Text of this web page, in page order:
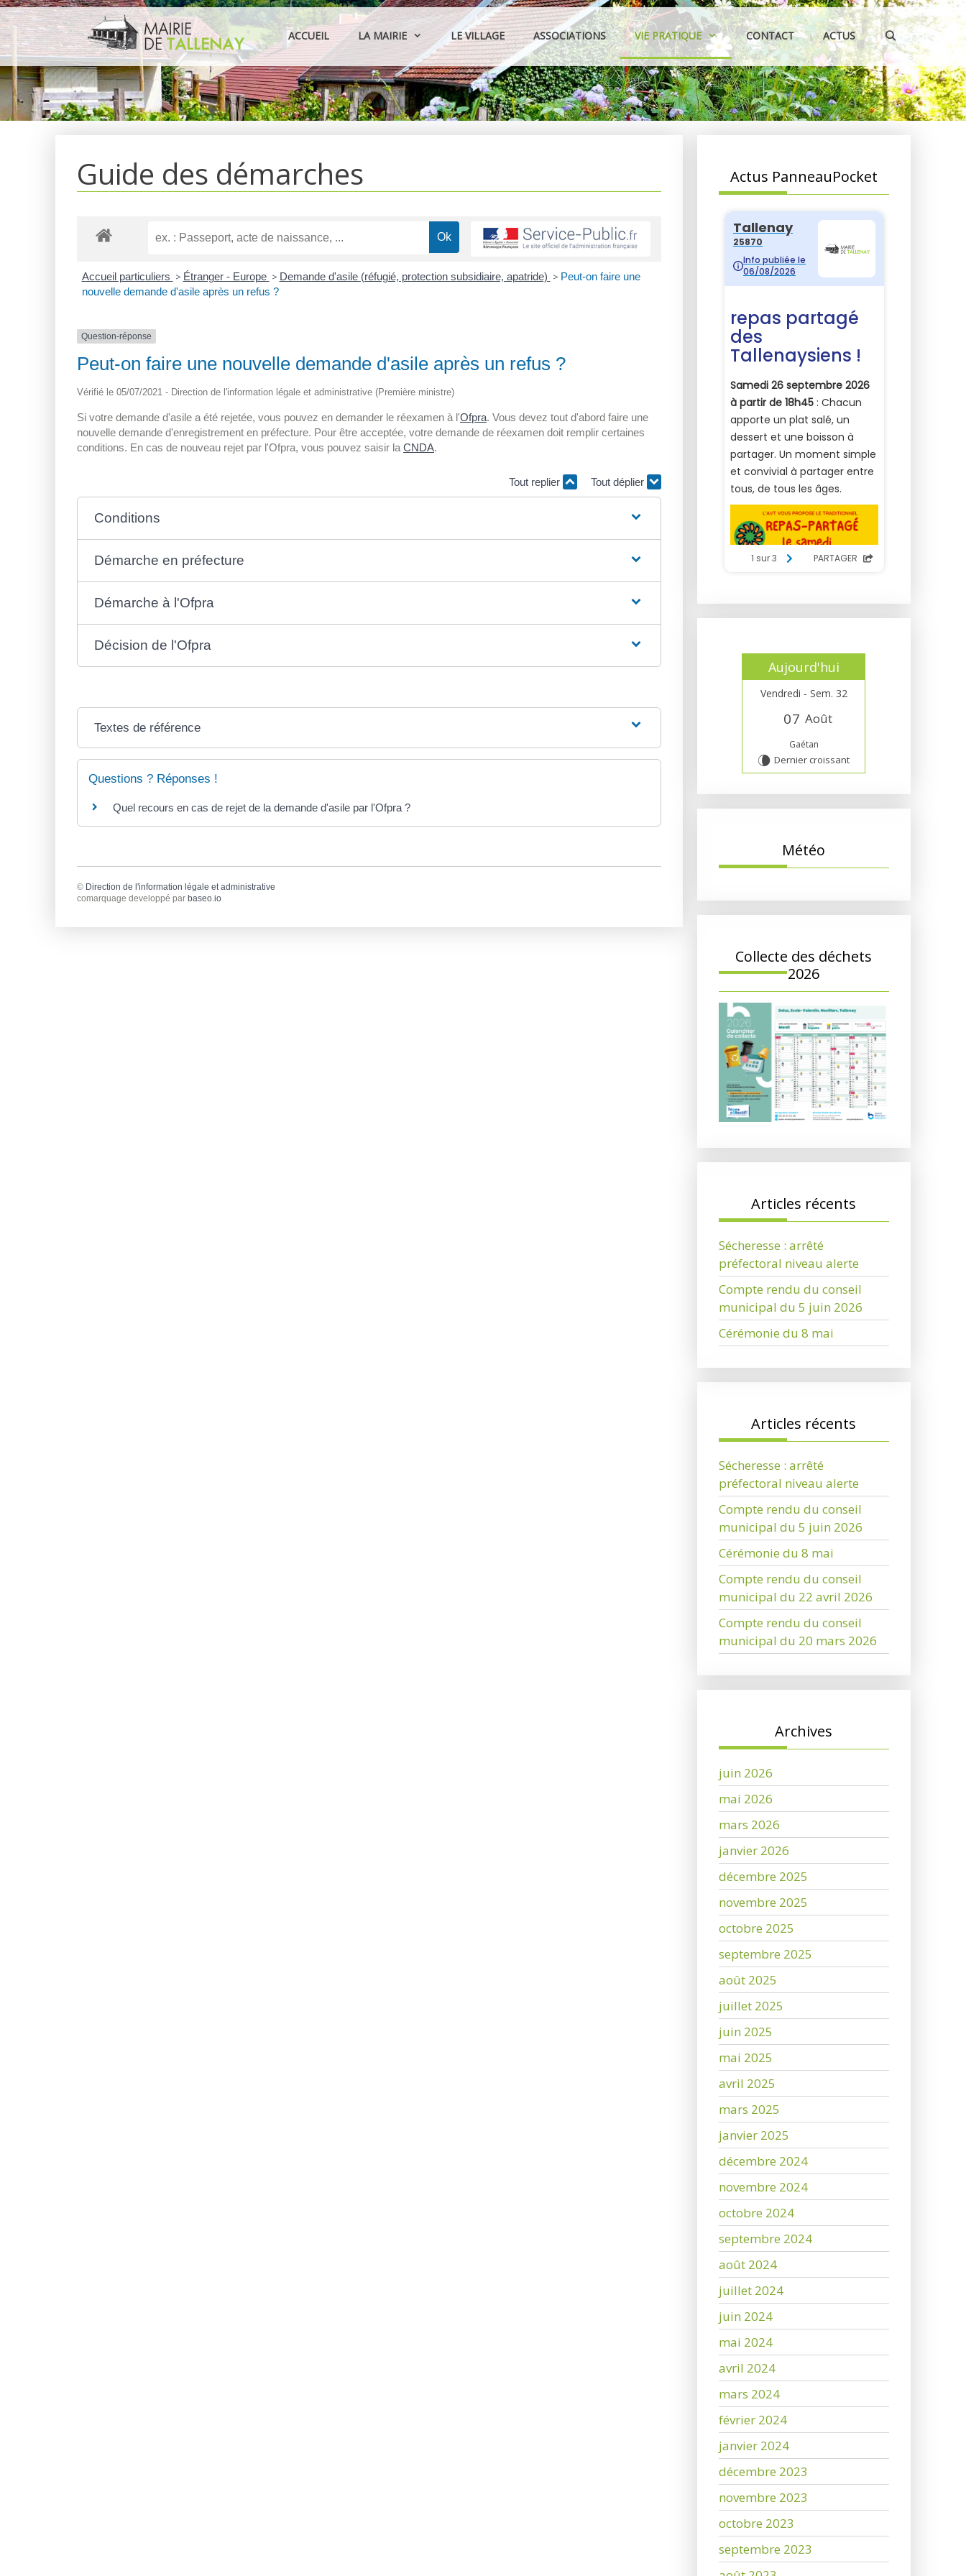
Aller
au
contenu
ACCUEIL LA MAIRIE LE VILLAGE ASSOCIATIONS VIE PRATIQUE CONTACT ACTUS
Guide des démarches
Accueil particuliers > Étranger - Europe > Demande d'asile (réfugié, protection subsidiaire, apatride) > Peut-on faire une
nouvelle demande d'asile après un refus ?
Question-réponse
Peut-on faire une nouvelle demande d'asile après un refus ?
Vérifié le 05/07/2021 - Direction de l'information légale et administrative (Première ministre)
Si votre demande d'asile a été rejetée, vous pouvez en demander le réexamen à l'Ofpra. Vous devez tout d'abord faire une
nouvelle demande d'enregistrement en préfecture. Pour être acceptée, votre demande de réexamen doit remplir certaines
conditions. En cas de nouveau rejet par l'Ofpra, vous pouvez saisir la CNDA.
Tout replier Tout déplier
Conditions
Démarche en préfecture
Démarche à l'Ofpra
Décision de l'Ofpra
Textes de référence
Questions ? Réponses !
Quel recours en cas de rejet de la demande d'asile par l'Ofpra ?
© Direction de l'information légale et administrative
comarquage developpé par baseo.io
Actus PanneauPocket
Aujourd'hui
Vendredi - Sem. 32
07 Août
Gaétan
V Dernier croissant
Météo
Collecte des déchets
2026
Articles récents
Sécheresse : arrêté
préfectoral niveau alerte
Compte rendu du conseil
municipal du 5 juin 2026
Cérémonie du 8 mai
Articles récents
Sécheresse : arrêté
préfectoral niveau alerte
Compte rendu du conseil
municipal du 5 juin 2026
Cérémonie du 8 mai
Compte rendu du conseil
municipal du 22 avril 2026
Compte rendu du conseil
municipal du 20 mars 2026
Archives
juin 2026
mai 2026
mars 2026
janvier 2026
décembre 2025
novembre 2025
octobre 2025
septembre 2025
août 2025
juillet 2025
juin 2025
mai 2025
avril 2025
mars 2025
janvier 2025
décembre 2024
novembre 2024
octobre 2024
septembre 2024
août 2024
juillet 2024
juin 2024
mai 2024
avril 2024
mars 2024
février 2024
janvier 2024
décembre 2023
novembre 2023
octobre 2023
septembre 2023